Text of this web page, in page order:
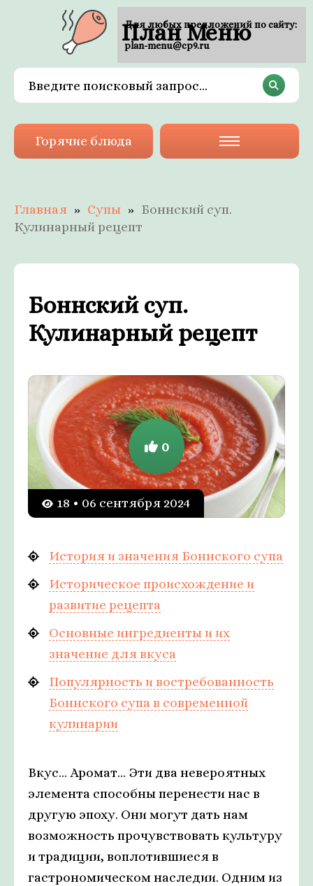
План Меню
Горячие блюда
Главная Супы
Боннский суп.
Кулинарный рецепт
Боннский суп.
Кулинарный рецепт
18 • 06 сентября 2024
0
История и значения Боннского супа
Историческое происхождение и
развитие рецепта
Основные ингредиенты и их
значение для вкуса
Популярность и востребованность
Боннского супа в современной
кулинарии
Вкус... Аромат... Эти два невероятных
элемента способны перенести нас в
другую эпоху. Они могут дать нам
возможность прочувствовать культуру
и традиции, воплотившиеся в
гастрономическом наследии. Одним из
Для любых предложений по сайту:
plan-menu@cp9.ru